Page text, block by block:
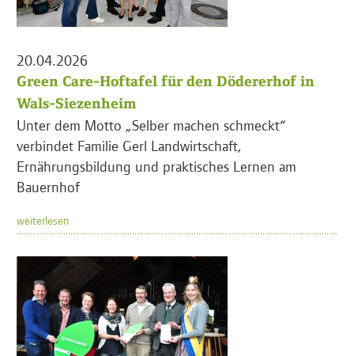
20.04.2026
Green Care-Hoftafel für den Dödererhof in
Wals-Siezenheim
Unter dem Motto „Selber machen schmeckt“
verbindet Familie Gerl Landwirtschaft,
Ernährungsbildung und praktisches Lernen am
Bauernhof
weiterlesen